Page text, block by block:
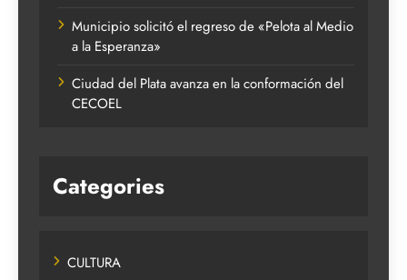
Municipio solicitó el regreso de «Pelota al Medio
a la Esperanza»
Ciudad del Plata avanza en la conformación del
CECOEL
Categories
CULTURA